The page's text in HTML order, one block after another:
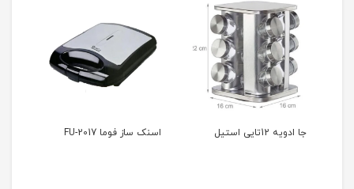
اسنک ساز فوما FU-2017 چرخ گوشت فوما FA-919